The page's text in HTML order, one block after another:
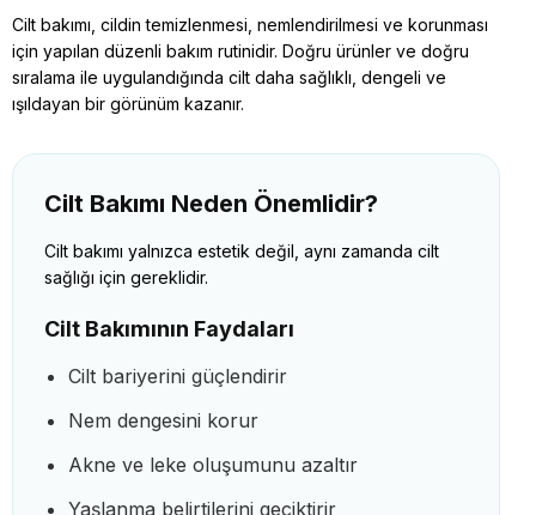
Cilt bakımı, cildin temizlenmesi, nemlendirilmesi ve korunması
için yapılan düzenli bakım rutinidir. Doğru ürünler ve doğru
sıralama ile uygulandığında cilt daha sağlıklı, dengeli ve
ışıldayan bir görünüm kazanır.
Cilt Bakımı Neden Önemlidir?
Cilt bakımı yalnızca estetik değil, aynı zamanda cilt
sağlığı için gereklidir.
Cilt Bakımının Faydaları
Cilt bariyerini güçlendirir
Nem dengesini korur
Akne ve leke oluşumunu azaltır
Yaşlanma belirtilerini geciktirir